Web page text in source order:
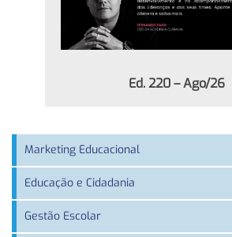
Ed. 220 – Ago/26
Marketing Educacional
Educação e Cidadania
Gestão Escolar